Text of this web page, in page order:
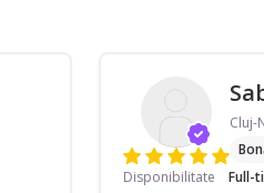
Cluj-
Disponibilitate
Full-